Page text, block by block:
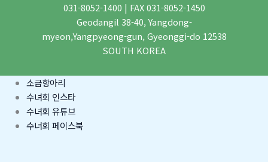
031-8052-1400 | FAX 031-8052-1450
Geodangil 38-40, Yangdong-
myeon,Yangpyeong-gun, Gyeonggi-do 12538
SOUTH KOREA
소금항아리
수녀회 인스타
수녀회 유튜브
수녀회 페이스북